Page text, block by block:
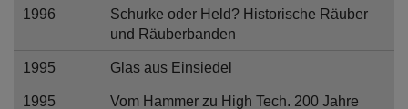
1996
Schurke oder Held? Historische Räuber
und Räuberbanden
1995 Glas aus Einsiedel
1995
Vom Hammer zu High Tech. 200 Jahre